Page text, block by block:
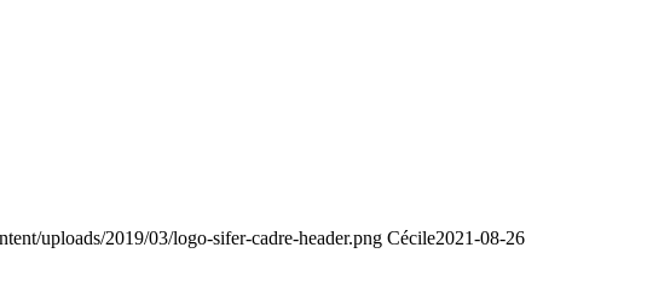
uploads/2019/03/logo-sifer-cadre-header.png Cécile2021-08-26